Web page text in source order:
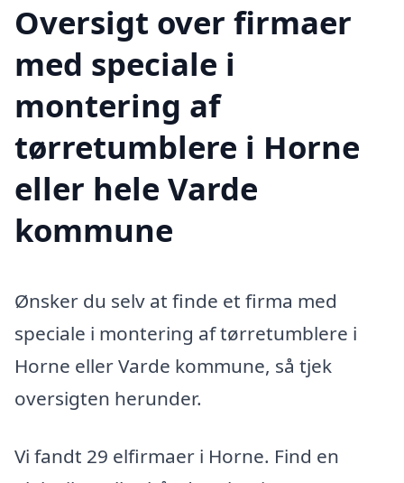
Oversigt over firmaer
med speciale i
montering af
tørretumblere i Horne
eller hele Varde
kommune
Ønsker du selv at finde et firma med
speciale i montering af tørretumblere i
Horne eller Varde kommune, så tjek
oversigten herunder.
Vi fandt 29 elfirmaer i Horne. Find en